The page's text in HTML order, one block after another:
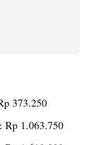
373.250
Rp 1.063.750